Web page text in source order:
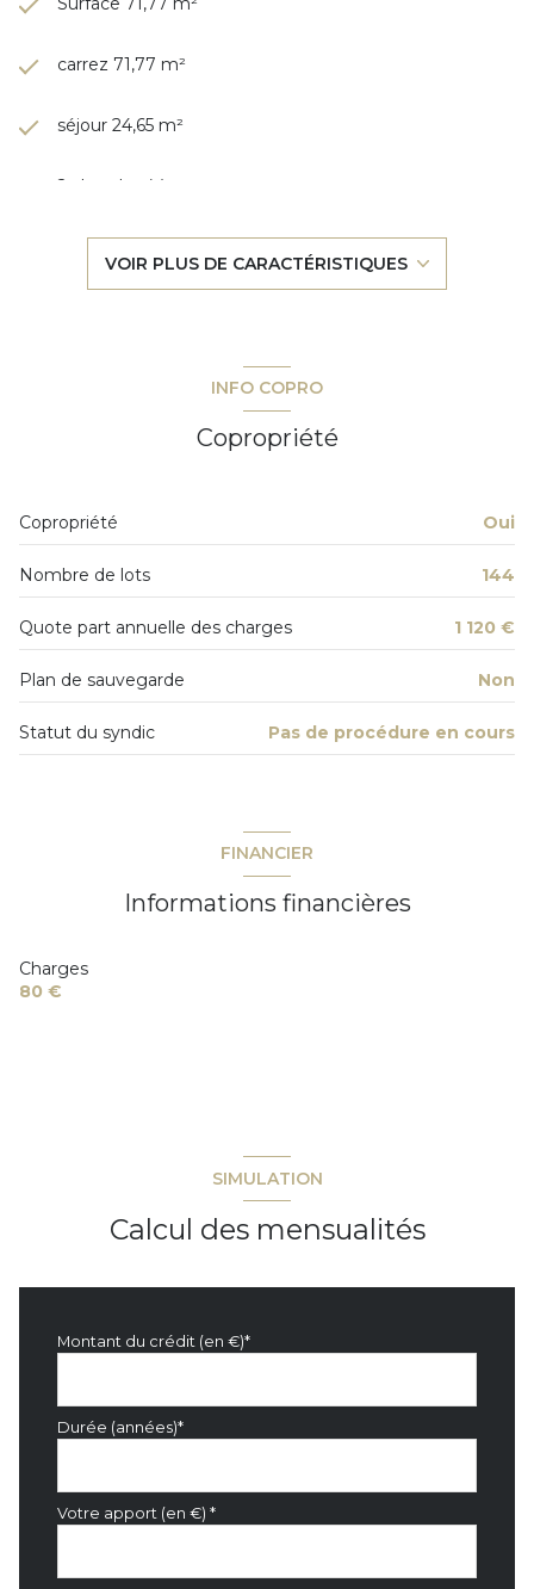
carrez 71,77 m²
séjour 24,65 m²
2 chambre(s)
cuisine séparée (équipée)
Chauffage individuel : autre (electrique)
4 étage(s)
vue Jardins
cave
VOIR PLUS DE CARACTÉRISTIQUES
INFO COPRO
Copropriété
Copropriété Oui
Nombre de lots 144
Quote part annuelle des charges 1 120 €
Plan de sauvegarde Non
Statut du syndic Pas de procédure en cours
FINANCIER
Informations financières
Charges
80 €
SIMULATION
Calcul des mensualités
Montant du crédit (en €)*
Durée (années)*
Votre apport (en €) *